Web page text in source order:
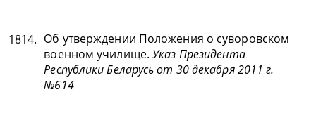
1814. Об утверждении Положения о суворовском
военном училище.Указ Президента
Республики Беларусь от 30 декабря 2011 г.
№614